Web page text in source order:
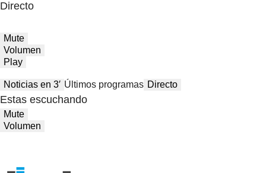
Directo
Mute
Volumen
Play
Noticias en 3′ Últimos programas Directo
Estas escuchando
Mute
Volumen